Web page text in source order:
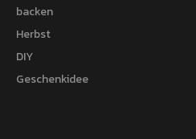
backen
Herbst
DIY
Geschenkidee